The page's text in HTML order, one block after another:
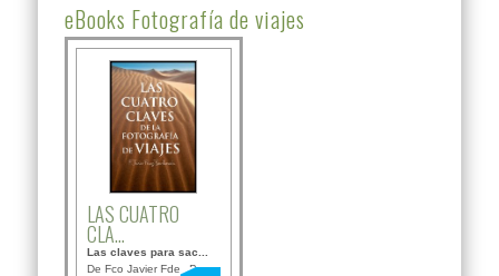
eBooks Fotografía de viajes
LAS CUATRO
CLA...
Las claves para sac...
De Fco Javier Fdez B...